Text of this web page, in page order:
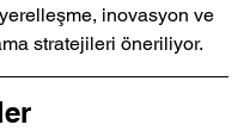
inovasyon ve
stratejileri öneriliyor.